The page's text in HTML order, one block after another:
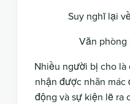
Suy nghĩ lại
Văn phòng
Nhiều người bị cho là
nhận được nhãn
động và sự kiện lẽ ra